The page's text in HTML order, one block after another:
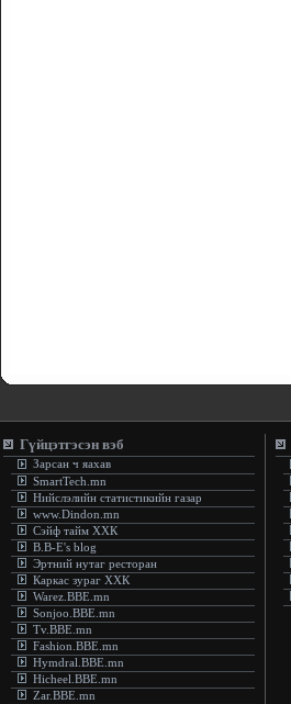
Гүйцэтгэсэн вэб
Зарсан ч яахав
SmartTech.mn
Нийслэлийн статистикийн газар
www.Dindon.mn
Сэйф тайм ХХК
B.B-E's blog
Эртний нутаг ресторан
Каркас зураг ХХК
Warez.BBE.mn
Sonjoo.BBE.mn
Tv.BBE.mn
Fashion.BBE.mn
Hymdral.BBE.mn
Hicheel.BBE.mn
Zar.BBE.mn